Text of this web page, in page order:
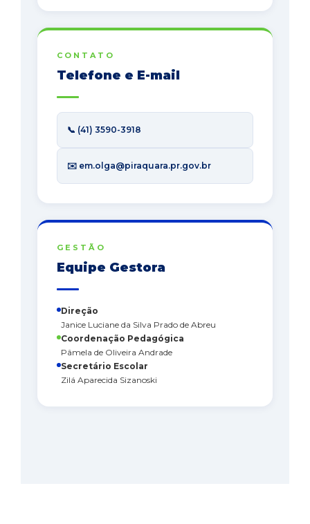
CONTATO
Telefone e E-mail
📞 (41) 3590-3918
✉️ em.olga@piraquara.pr.gov.br
GESTÃO
Equipe Gestora
Direção
Janice Luciane da Silva Prado de Abreu
Coordenação Pedagógica
Pâmela de Oliveira Andrade
Secretário Escolar
Zilá Aparecida Sizanoski